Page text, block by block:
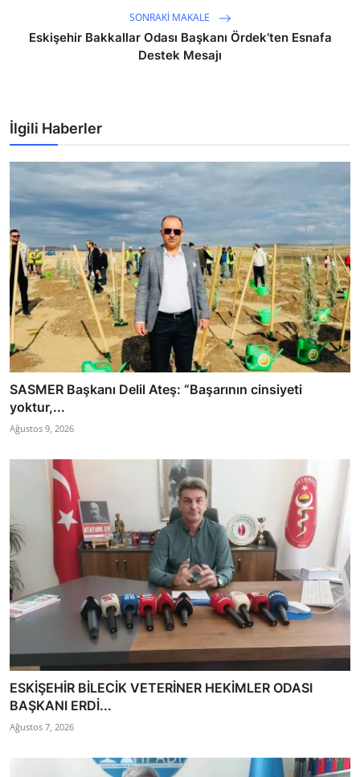
SONRAKI MAKALE
Eskişehir Bakkallar Odası Başkanı Ördek’ten Esnafa
Destek Mesajı
İlgili Haberler
SASMER Başkanı Delil Ateş: “Başarının cinsiyeti
yoktur,...
Ağustos 9, 2026
ESKİŞEHİR BİLECİK VETERİNER HEKİMLER ODASI
BAŞKANI ERDİ...
Ağustos 7, 2026